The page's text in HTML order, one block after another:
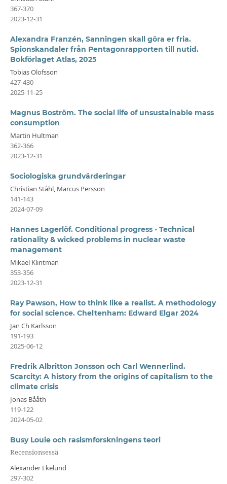
367-370
2023-12-31
Alexandra Franzén, Sanningen skall göra er fria.
Spionskandaler från Pentagonrapporten till nutid.
Bokförlaget Atlas, 2025
Tobias Olofsson
427-430
2025-11-25
Magnus Boström. The social life of unsustainable mass
consumption
Martin Hultman
362-366
2023-12-31
Sociologiska grundvärderingar
Christian Ståhl, Marcus Persson
141-143
2024-07-09
Hannes Lagerlöf. Conditional progress - Technical
rationality & wicked problems in nuclear waste
management
Mikael Klintman
353-356
2023-12-31
Ray Pawson, How to think like a realist. A methodology
for social science. Cheltenham: Edward Elgar 2024
Jan Ch Karlsson
191-193
2025-06-12
Fredrik Albritton Jonsson och Carl Wennerlind.
Scarcity: A history from the origins of capitalism to the
climate crisis
Jonas Bååth
119-122
2024-05-02
Busy Louie och rasismforskningens teori
Recensionsessä
Alexander Ekelund
297-302